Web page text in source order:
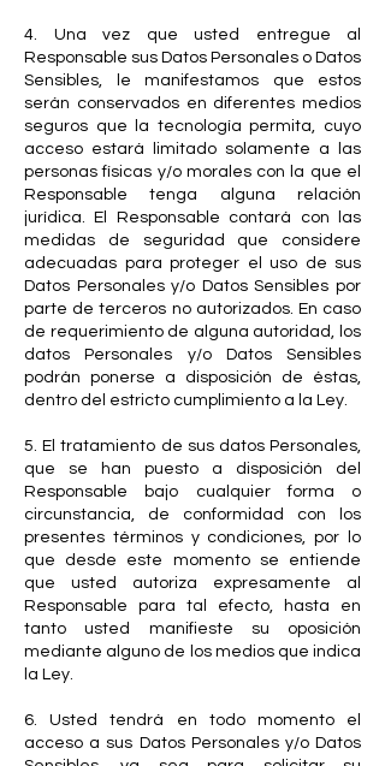
4. Una vez que usted entregue al
Responsable sus Datos Personales o Datos
Sensibles, le manifestamos que estos
serán conservados en diferentes medios
seguros que la tecnología permita, cuyo
acceso estará limitado solamente a las
personas físicas y/o morales con la que el
Responsable tenga alguna relación
jurídica. El Responsable contará con las
medidas de seguridad que considere
adecuadas para proteger el uso de sus
Datos Personales y/o Datos Sensibles por
parte de terceros no autorizados. En caso
de requerimiento de alguna autoridad, los
datos Personales y/o Datos Sensibles
podrán ponerse a disposición de éstas,
dentro del estricto cumplimiento a la Ley.
5. El tratamiento de sus datos Personales,
que se han puesto a disposición del
Responsable bajo cualquier forma o
circunstancia, de conformidad con los
presentes términos y condiciones, por lo
que desde este momento se entiende
que usted autoriza expresamente al
Responsable para tal efecto, hasta en
tanto usted manifieste su oposición
mediante alguno de los medios que indica
la Ley.
6. Usted tendrá en todo momento el
acceso a sus Datos Personales y/o Datos